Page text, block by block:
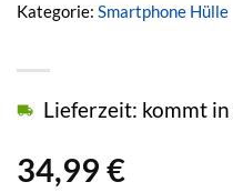
34,99 €
Lieferzeit: kommt
Kategorie: Smartphone Hülle